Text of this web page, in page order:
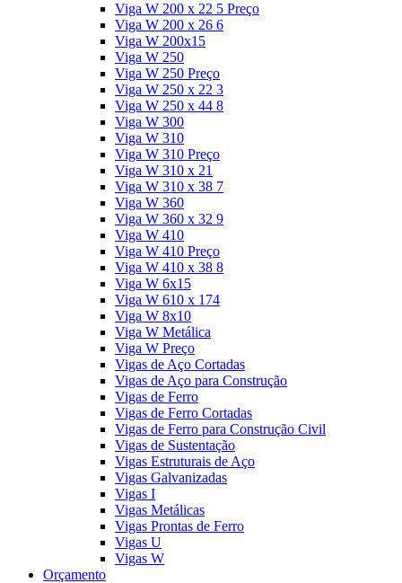
Viga W 200 x 22 5 Preço
Viga W 200 x 26 6
Viga W 200x15
Viga W 250
Viga W 250 Preço
Viga W 250 x 22 3
Viga W 250 x 44 8
Viga W 300
Viga W 310
Viga W 310 Preço
Viga W 310 x 21
Viga W 310 x 38 7
Viga W 360
Viga W 360 x 32 9
Viga W 410
Viga W 410 Preço
Viga W 410 x 38 8
Viga W 6x15
Viga W 610 x 174
Viga W 8x10
Viga W Metálica
Viga W Preço
Vigas de Aço Cortadas
Vigas de Aço para Construção
Vigas de Ferro
Vigas de Ferro Cortadas
Vigas de Ferro para Construção Civil
Vigas de Sustentação
Vigas Estruturais de Aço
Vigas Galvanizadas
Vigas I
Vigas Metálicas
Vigas Prontas de Ferro
Vigas U
Vigas W
Orçamento